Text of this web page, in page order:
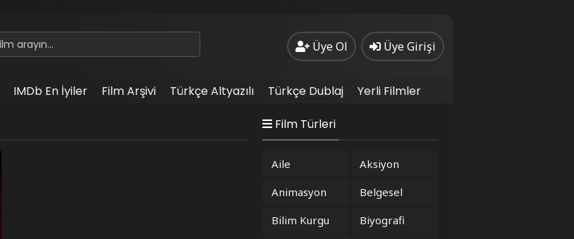
Üye Ol Üye Girişi
IMDb En İyiler Film Arşivi Türkçe Altyazılı Türkçe Dublaj
Yerli Filmler
Film Türleri
Aile
Aksiyon
Animasyon
Belgesel
Bilim Kurgu
Biyografi